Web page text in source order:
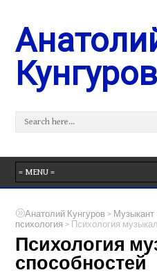
Кунгуров
Анатолий Кунгуров > Музыкант
психология > Психология
Психология
способностей